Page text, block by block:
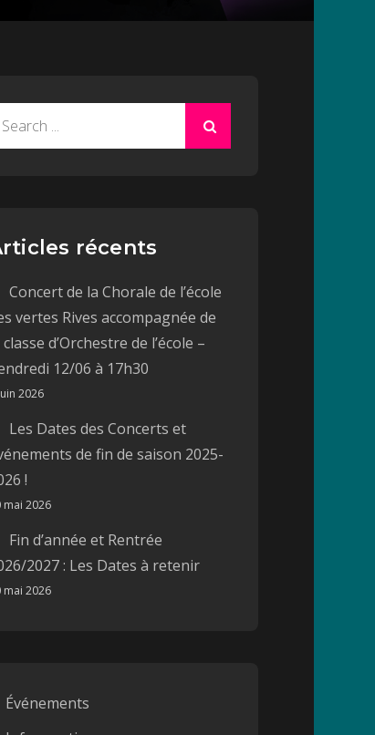
récents
Concert de la Chorale de l’école
vertes Rives accompagnée de
classe d’Orchestre de l’école –
12/06 à 17h30
2026
Les Dates des Concerts et
de fin de saison 2025-
!
mai 2026
Fin d’année et Rentrée
2027 : Les Dates à retenir
mai 2026
Événements